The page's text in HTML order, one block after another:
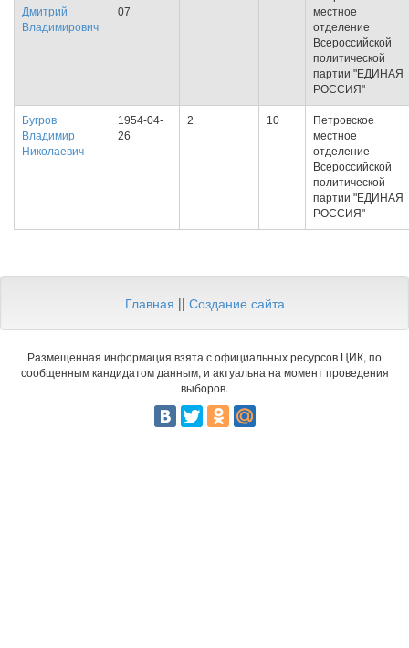
Дмитрий
Владимирович
07
местное
отделение
Всероссийской
политической
партии "ЕДИНАЯ
РОССИЯ"
Бугров
Владимир
Николаевич
1954-04-
26
2 10
Петровское
местное
отделение
Всероссийской
политической
партии "ЕДИНАЯ
РОССИЯ"
Главная || Создание сайта
Размещенная информация взята с официальных ресурсов ЦИК, по
сообщенным кандидатом данным, и актуальна на момент проведения
выборов.